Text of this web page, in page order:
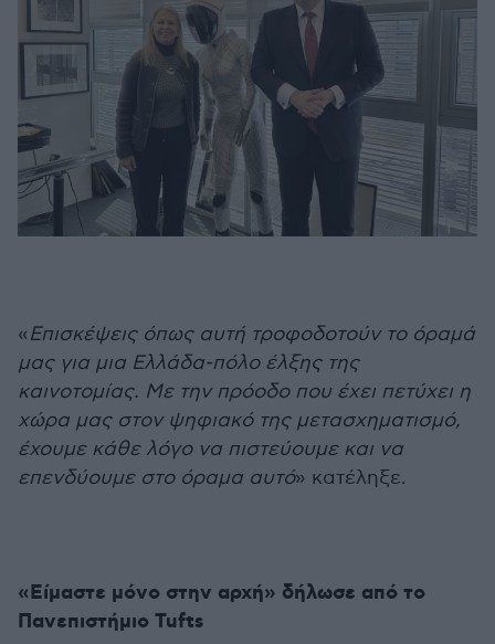
«Επισκέψεις όπως αυτή τροφοδοτούν το όραμά
μας για μια Ελλάδα-πόλο έλξης της
καινοτομίας. Με την πρόοδο που έχει πετύχει η
χώρα μας στον ψηφιακό της μετασχηματισμό,
έχουμε κάθε λόγο να πιστεύουμε και να
επενδύουμε στο όραμα αυτό» κατέληξε.
«Είμαστε μόνο στην αρχή» δήλωσε από το
Πανεπιστήμιο Tufts